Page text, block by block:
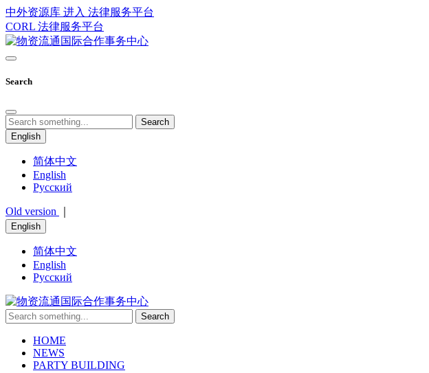
中外资源库 进入 法律服务平台
CORL 法律服务平台
Search
Search
English
简体中文
English
Русский
Old version
English
简体中文
English
Русский
Search
HOME
NEWS
PARTY BUILDING